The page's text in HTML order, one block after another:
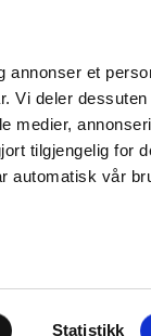
et
Vi deler
medier,
tilgjengelig for
automatisk vår
Statistikk